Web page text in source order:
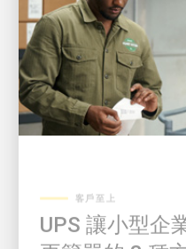
UPS 讓小型企
更簡單的 3 種